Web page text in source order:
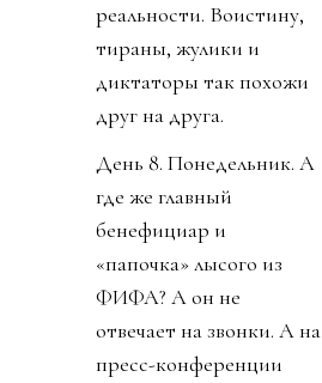
реальности. Воистину,
тираны, жулики и
диктаторы так похожи
друг на друга.
День 8. Понедельник. А
где же главный
бенефициар и
«папочка» лысого из
ФИФА? А он не
отвечает на звонки. А на
пресс-конференции